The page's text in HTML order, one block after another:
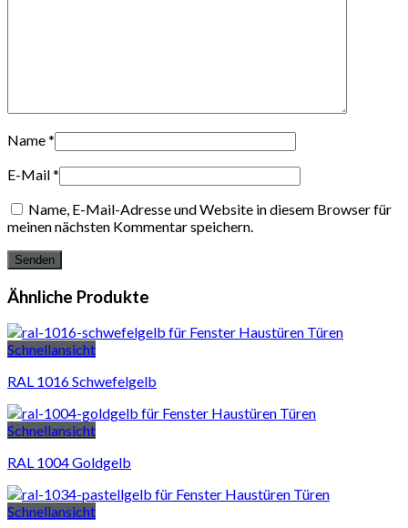
Name*
E-Mail*
Name, E-Mail-Adresse und Website in diesem Browser für
meinen nächsten Kommentar speichern.
Ähnliche Produkte
Schnellansicht
RAL 1016 Schwefelgelb
Schnellansicht
RAL 1004 Goldgelb
Schnellansicht